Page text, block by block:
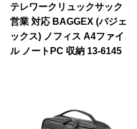
テレワークリュックサック
営業 対応 BAGGEX (バジェ
ックス) ノフィス A4ファイ
ル ノートPC 収納 13-6145